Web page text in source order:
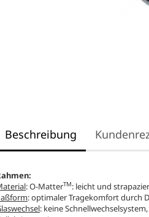
Beschreibung
: O-MatterTM: leicht und
: optimaler Tragekomfort durch
: keine